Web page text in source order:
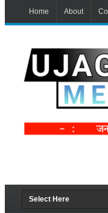
Home About